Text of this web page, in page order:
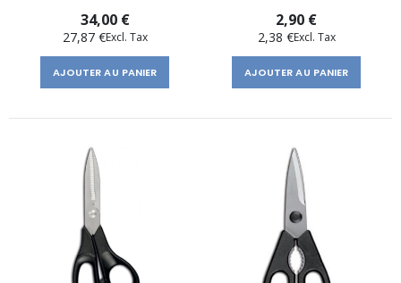
34,00 €
27,87 €
AJOUTER AU PANIER
2,90 €
2,38 €
AJOUTER AU PANIER